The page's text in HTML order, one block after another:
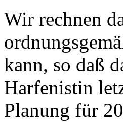
Wir rechnen
kann, so daß
Harfenistin
Planung für